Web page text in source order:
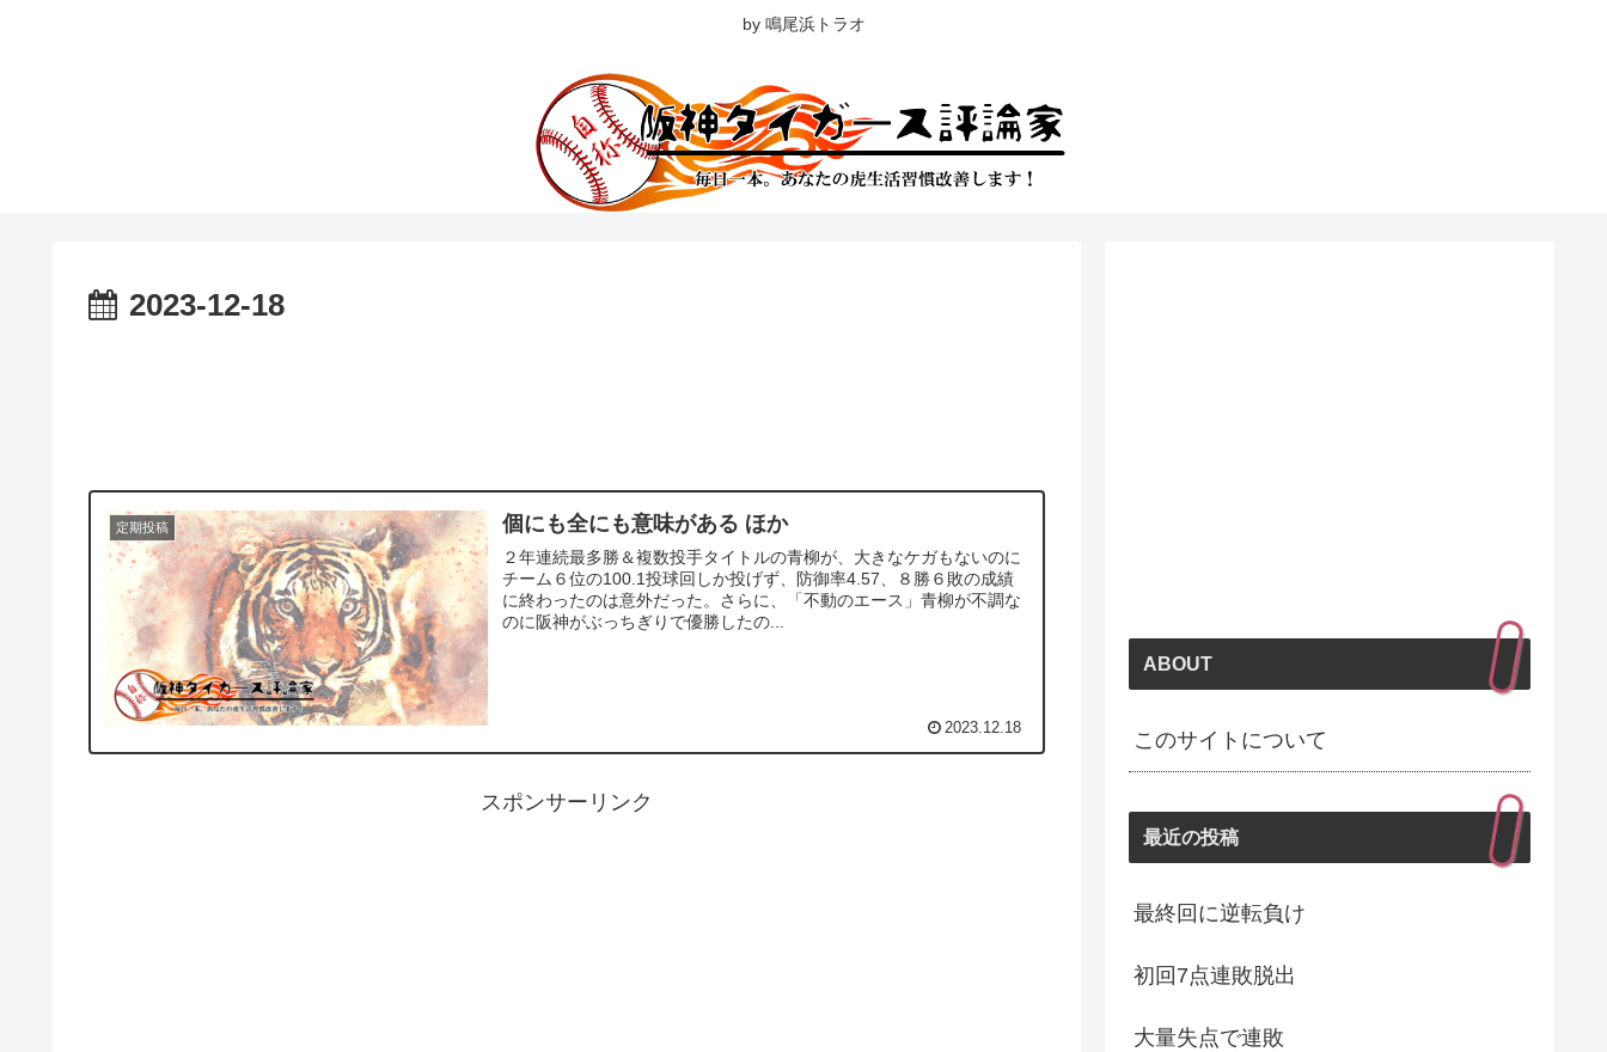
by 鳴尾浜トラオ
2023-12-18
定期投稿 個にも全にも意味がある ほか
２年連続最多勝＆複数投手タイトルの青柳が、大きなケガもないのに
チーム６位の100.1投球回しか投げず、防御率4.57、８勝６敗の成績
に終わったのは意外だった。さらに、「不動のエース」青柳が不調な
のに阪神がぶっちぎりで優勝したの...
2023.12.18
スポンサーリンク
ABOUT
このサイトについて
最近の投稿
最終回に逆転負け
初回7点連敗脱出
大量失点で連敗